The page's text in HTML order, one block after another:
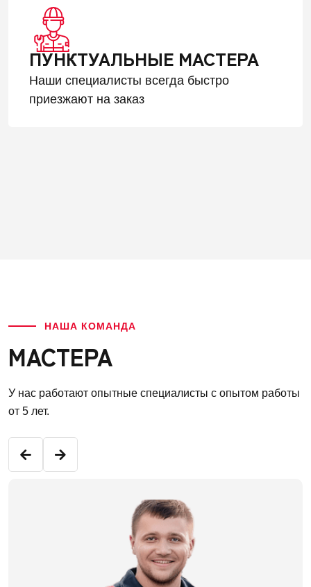
ПУНКТУАЛЬНЫЕ МАСТЕРА
Наши специалисты всегда быстро
приезжают на заказ
НАША КОМАНДА
МАСТЕРА
У нас работают опытные специалисты с опытом работы
от 5 лет.